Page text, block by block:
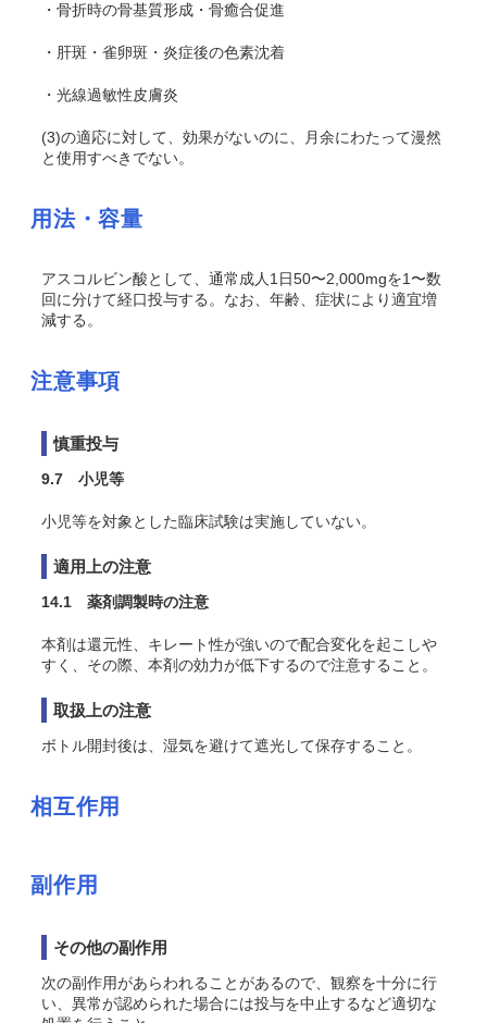
・骨折時の骨基質形成・骨癒合促進
・肝斑・雀卵斑・炎症後の色素沈着
・光線過敏性皮膚炎
(3)の適応に対して、効果がないのに、月余にわたって漫然
と使用すべきでない。
用法・容量
アスコルビン酸として、通常成人1日50〜2,000mgを1〜数
回に分けて経口投与する。なお、年齢、症状により適宜増
減する。
注意事項
慎重投与
9.7 小児等
小児等を対象とした臨床試験は実施していない。
適用上の注意
14.1 薬剤調製時の注意
本剤は還元性、キレート性が強いので配合変化を起こしや
すく、その際、本剤の効力が低下するので注意すること 。
取扱上の注意
ボトル開封後は、湿気を避けて遮光して保存すること。
相互作用
副作用
その他の副作用
次の副作用があらわれることがあるので、観察を十分に行
い、異常が認められた場合には投与を中止するなど適切な